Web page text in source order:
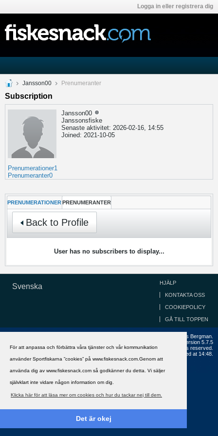
För att anpassa och förbättra våra tjänster och vår kommunikation
använder Sportfiskarna ”cookies” på www.fiskesnack.com.Genom att
använda dig av www.fiskesnack.com så godkänner du detta. Vi säljer
självklart inte vidare någon information om dig.
Klicka här för att läsa mer om cookies och hur du tackar nej till dem.
Det är okej
Logga in eller registrera dig
Jansson00 Prenumeranter
Subscription
Jansson00
Janssonsfiske
Senaste aktivitet: 2026-02-16, 14:55
Joined: 2021-10-05
Prenumerationer1
Prenumeranter0
PRENUMERATIONER PRENUMERANTER
Back to Profile
User has no subscribers to display...
Svenska HJÄLP
KONTAKTA OSS
COOKIEPOLICY
GÅ TILL TOPPEN
Copyright ©2002 - 2021, FiskeSnack.com. Grundad 2002 av Anders Bergman.
Version 5.7.5
Copyright © 2026 MH Sub I, LLC dba vBulletin. All rights reserved.
All times are GMT+1. This page was generated at 14:48.